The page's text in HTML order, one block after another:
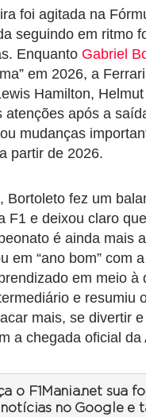
foi agitada na
seguindo em ritmo
Enquanto Gabriel
em 2026, a
Hamilton,
atenções após a
mudanças
partir de 2026.
Bortoleto fez um
F1 e deixou claro
é ainda mais
em “ano bom” com a
em meio à
e resumiu
mais, se divertir
a chegada oficial
o F1Mania.net sua
no Google e